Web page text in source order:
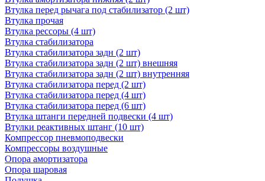
Втулка перед рычага под стабилизатор (2 шт)
Втулка прочая
Втулка рессоры (4 шт)
Втулка стабилизатора
Втулка стабилизатора задн (2 шт)
Втулка стабилизатора задн (2 шт) внешняя
Втулка стабилизатора задн (2 шт) внутренняя
Втулка стабилизатора перед (2 шт)
Втулка стабилизатора перед (4 шт)
Втулка стабилизатора перед (6 шт)
Втулка штанги передней подвески (4 шт)
Втулки реактивных штанг (10 шт)
Компрессор пневмоподвески
Компрессоры воздушные
Опора амортизатора
Опора шаровая